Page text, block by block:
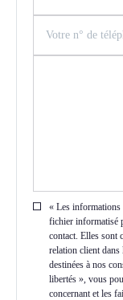
« Les informations
fichier informatisé
contact. Elles sont
relation client dans
destinées à nos
libertés », vous
concernant et les